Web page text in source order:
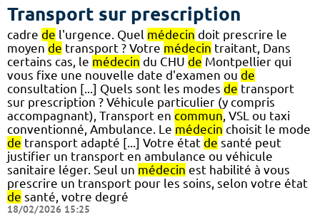
Transport sur prescription
cadre de l'urgence. Quel médecin doit prescrire le
moyen de transport ? Votre médecin traitant, Dans
certains cas, le médecin du CHU de Montpellier qui
vous fixe une nouvelle date d'examen ou de
consultation [...] Quels sont les modes de transport
sur prescription ? Véhicule particulier (y compris
accompagnant), Transport en commun, VSL ou taxi
conventionné, Ambulance. Le médecin choisit le mode
de transport adapté [...] Votre état de santé peut
justifier un transport en ambulance ou véhicule
sanitaire léger. Seul un médecin est habilité à vous
prescrire un transport pour les soins, selon votre état
de santé, votre degré
18/02/2026 15:25